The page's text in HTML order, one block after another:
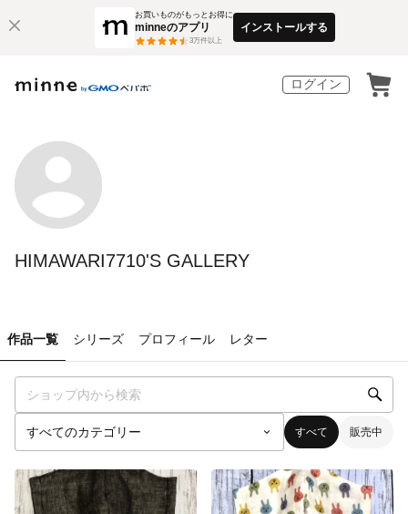
お買いものがもっとお得に
minneのアプリ
3万件以上
インストールする
ログイン
HIMAWARI7710'S GALLERY
作品一覧 シリーズ プロフィール レター
すべて 販売中